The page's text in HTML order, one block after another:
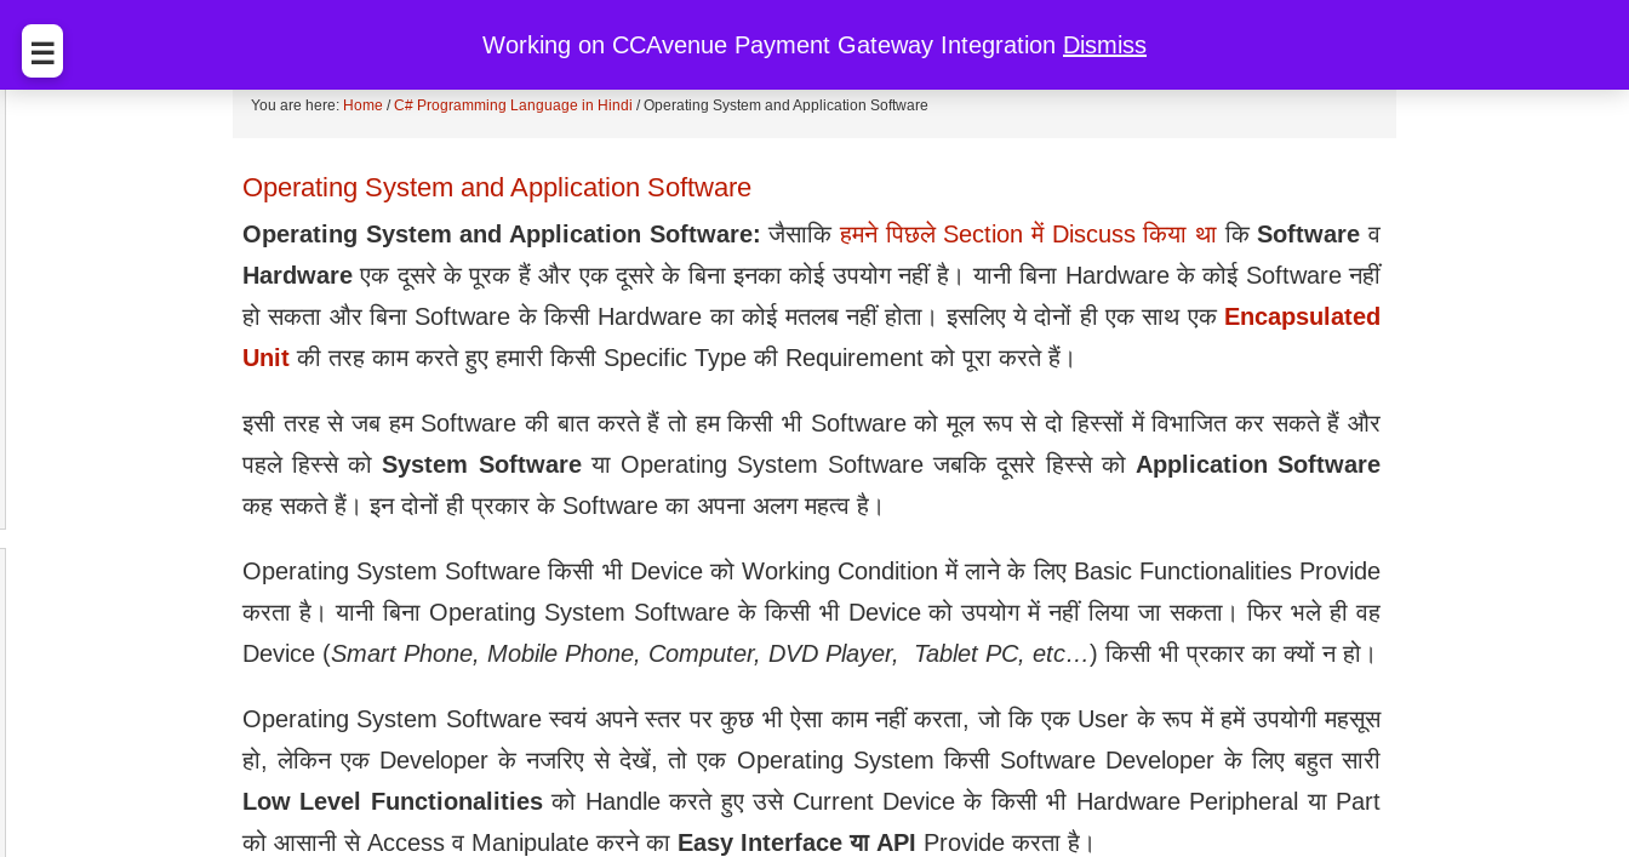
Working on CCAvenue Payment Gateway Integration Dismiss
☰
You are here: Home / C# Programming Language in Hindi /Operating System and Application Software
Operating System and Application Software
Operating System and Application Software:जैसाकिहमने पिछले Section में Discuss किया था किSoftware व
Hardware एक दूसरे के पूरक हैं और एक दूसरे के बिना इनका कोई उपयोग नहीं है। यानी बिना Hardware के कोई Software नहीं
हो सकता और बिना Software के किसी Hardware का कोई मतलब नहीं होता। इसलिए ये दोनों ही एक साथ एक Encapsulated
Unit की तरह काम करते हुए हमारी किसी Specific Type की Requirement को पूरा करते हैं।
इसी तरह से जब हम Software की बात करते हैं तो हम किसी भी Software को मूल रूप से दो हिस्सों में विभाजित कर सकते हैं और
पहले हिस्से कोSystem Softwareया Operating System Software जबकि दूसरे हिस्से को Application Software
कह सकते हैं। इन दोनों ही प्रकार के Software का अपना अलग महत्व है।
Operating System Software किसी भी Device को Working Condition में लाने के लिए Basic Functionalities Provide
करता है। यानी बिना Operating System Software के किसी भी Device को उपयोग में नहीं लिया जा सकता। फिर भले ही वह
Device (Smart Phone, Mobile Phone, Computer, DVD Player, Tablet PC, etc…) किसी भी प्रकार का क्यों न हो।
Operating System Software स्वयं अपने स्तर पर कुछ भी ऐसा काम नहीं करता, जो कि एक User के रूप में हमें उपयोगी महसूस
हो, लेकिन एक Developer के नजरिए से देखें, तो एक Operating System किसी Software Developer के लिए बहुत सारी
Low Level Functionalitiesको Handle करते हुए उसे Current Device के किसी भी Hardware Peripheral या Part
को आसानी से Access व Manipulate करने का Easy Interface या API Provide करता है।